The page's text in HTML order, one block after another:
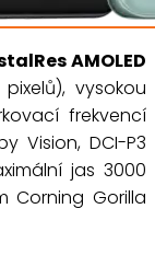
AMOLED
pixelů), vysokou
frekvencí
Vision, DCI-P3
jas 3000
Corning Gorilla